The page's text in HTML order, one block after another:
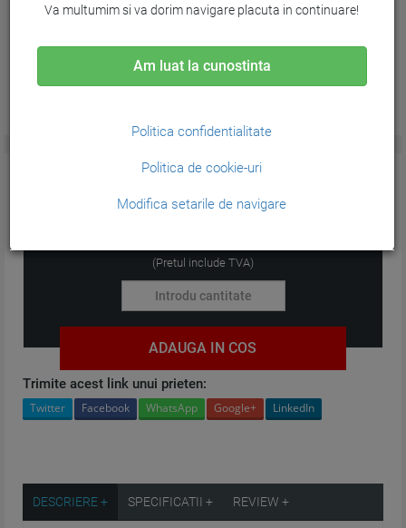
(Pretul include TVA)
ADAUGA IN COS
Trimite acest link unui prieten:
Twitter Facebook WhatsApp Google+ LinkedIn
DESCRIERE + SPECIFICATII + REVIEW +
Va multumim si va dorim navigare placuta in continuare!
Am luat la cunostinta
Politica confidentialitate
Politica de cookie-uri
Modifica setarile de navigare